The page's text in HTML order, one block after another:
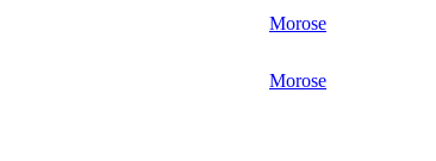
Morose
Morose